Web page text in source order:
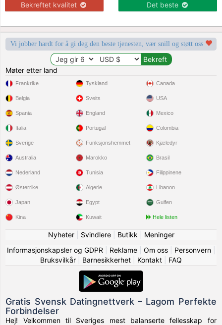
Bekreftet kvalitet Det beste
Vi jobber hardt for å gi deg den beste tjenesten, vær snill og støtt oss
Møter etter land
Frankrike
Belgia
Spania
Italia
Sverige
Tyskland
Sveits
England
Portugal
Funksjonshemmet
Canada
USA
Mexico
Colombia
Kjæledyr
Australia
Nederland
Østerrike
Japan
Kina
Marokko
Tunisia
Algerie
Egypt
Kuwait
Brasil
Filippinene
Libanon
Gulfen
Hele listen
Nyheter| Svindlere| Butikk
Meninger
Informasjonskapsler og GDPR
Reklame| Om oss| Personvern|
Bruksvilkår
Barnesikkerhet Kontakt FAQ
Gratis Svensk Datingnettverk – Lagom Perfekte
Forbindelser
Hej! Velkommen til Sveriges mest balanserte fellesskap for